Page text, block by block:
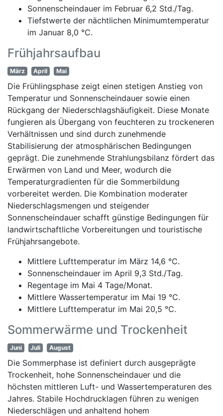
Sonnenscheindauer im Februar 6,2 Std./Tag.
Tiefstwerte der nächtlichen Minimumtemperatur
im Januar 8,0 °C.
Frühjahrsaufbau
März April Mai
Die Frühlingsphase zeigt einen stetigen Anstieg von
Temperatur und Sonnenscheindauer sowie einen
Rückgang der Niederschlagshäufigkeit. Diese Monate
fungieren als Übergang von feuchteren zu trockeneren
Verhältnissen und sind durch zunehmende
Stabilisierung der atmosphärischen Bedingungen
geprägt. Die zunehmende Strahlungsbilanz fördert das
Erwärmen von Land und Meer, wodurch die
Temperaturgradienten für die Sommerbildung
vorbereitet werden. Die Kombination moderater
Niederschlagsmengen und steigender
Sonnenscheindauer schafft günstige Bedingungen für
landwirtschaftliche Vorbereitungen und touristische
Frühjahrsangebote.
Mittlere Lufttemperatur im März 14,6 °C.
Sonnenscheindauer im April 9,3 Std./Tag.
Regentage im Mai 4 Tage/Monat.
Mittlere Wassertemperatur im Mai 19 °C.
Mittlere Lufttemperatur im Mai 20,5 °C.
Sommerwärme und Trockenheit
Juni Juli August
Die Sommerphase ist definiert durch ausgeprägte
Trockenheit, hohe Sonnenscheindauer und die
höchsten mittleren Luft- und Wassertemperaturen des
Jahres. Stabile Hochdrucklagen führen zu wenigen
Niederschlägen und anhaltend hohem